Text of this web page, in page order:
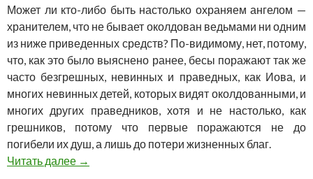
Может ли кто-либо быть настолько охраняем ангелом —
хранителем, что не бывает околдован ведьмами ни одним
из ниже приведенных средств? По-видимому, нет, потому,
что, как это было выяснено ранее, бесы поражают так же
часто безгрешных, невинных и праведных, как Иова, и
многих невинных детей, которых видят околдованными, и
многих других праведников, хотя и не настолько, как
грешников, потому что первые поражаются не до
погибели их душ, а лишь до потери жизненных благ.
Читать далее Любовь к овощам? | БКЗ «Ионотека» |
→